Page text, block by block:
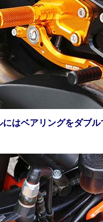
はベアリングをダブ